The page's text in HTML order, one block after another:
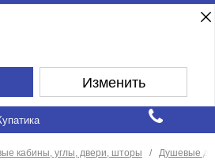
Изменить
кабины, углы, двери, шторы Душевые